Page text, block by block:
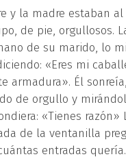
y la madre estaban
de pie, orgullosos.
de su marido, lo
«Eres mi
armadura». Él sonreía,
de orgullo y
«Tienes razón»
de la ventanilla
entradas